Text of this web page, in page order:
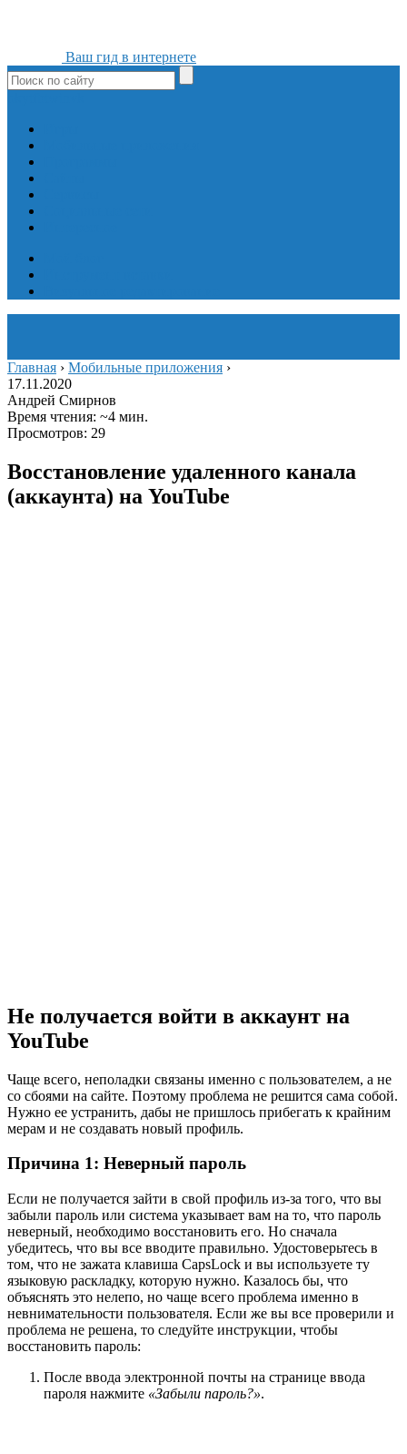
Ваш гид в интернете
Главная › Мобильные приложения ›
17.11.2020
Андрей Смирнов
Время чтения: ~4 мин.
Просмотров: 29
Восстановление удаленного канала
(аккаунта) на YouTube
Не получается войти в аккаунт на
YouTube
Чаще всего, неполадки связаны именно с пользователем, а не
со сбоями на сайте. Поэтому проблема не решится сама собой.
Нужно ее устранить, дабы не пришлось прибегать к крайним
мерам и не создавать новый профиль.
Причина 1: Неверный пароль
Если не получается зайти в свой профиль из-за того, что вы
забыли пароль или система указывает вам на то, что пароль
неверный, необходимо восстановить его. Но сначала
убедитесь, что вы все вводите правильно. Удостоверьтесь в
том, что не зажата клавиша CapsLock и вы используете ту
языковую раскладку, которую нужно. Казалось бы, что
объяснять это нелепо, но чаще всего проблема именно в
невнимательности пользователя. Если же вы все проверили и
проблема не решена, то следуйте инструкции, чтобы
восстановить пароль:
После ввода электронной почты на странице ввода
пароля нажмите «Забыли пароль?».